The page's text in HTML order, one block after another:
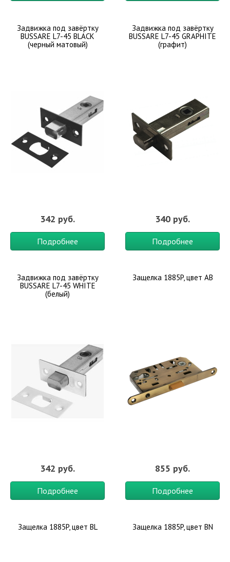
Задвижка под завёртку
BUSSARE L7-45 BLACK
(черный матовый)
342 руб.
Подробнее
Задвижка под завёртку
BUSSARE L7-45 GRAPHITE
(графит)
340 руб.
Подробнее
Задвижка под завёртку
BUSSARE L7-45 WHITE
(белый)
342 руб.
Подробнее
Защелка 1885P, цвет AB
855 руб.
Подробнее
Защелка 1885P, цвет BL Защелка 1885P, цвет BN